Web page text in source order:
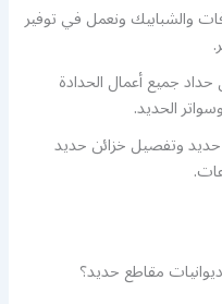
والشبابيك ونعمل في توفير
جميع أعمال الحدادة
الحديد.
حديد وتفصيل خزائن حديد
مقاطع حديد؟